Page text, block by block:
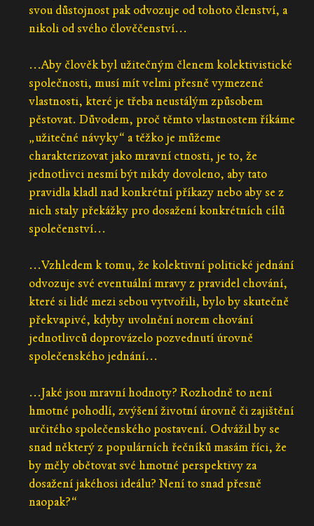
svou důstojnost pak odvozuje od tohoto členství, a
nikoli od svého člověčenství...
...Aby člověk byl užitečným členem kolektivistické
společnosti, musí mít velmi přesně vymezené
vlastnosti, které je třeba neustálým způsobem
pěstovat. Důvodem, proč těmto vlastnostem říkáme
„užitečné návyky“ a těžko je můžeme
charakterizovat jako mravní ctnosti, je to, že
jednotlivci nesmí být nikdy dovoleno, aby tato
pravidla kladl nad konkrétní příkazy nebo aby se z
nich staly překážky pro dosažení konkrétních cílů
společenství...
...Vzhledem k tomu, že kolektivní politické jednání
odvozuje své eventuální mravy z pravidel chování,
které si lidé mezi sebou vytvořili, bylo by skutečně
překvapivé, kdyby uvolnění norem chování
jednotlivců doprovázelo pozvednutí úrovně
společenského jednání...
...Jaké jsou mravní hodnoty? Rozhodně to není
hmotné pohodlí, zvýšení životní úrovně či zajištění
určitého společenského postavení. Odvážil by se
snad některý z populárních řečníků masám říci, že
by měly obětovat své hmotné perspektivy za
dosažení jakéhosi ideálu? Není to snad přesně
naopak?“